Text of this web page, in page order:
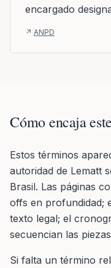
encargado
↗ ANPD
Cómo encaja
Estos términos
autoridad de Lematt
Brasil. Las páginas
offs en profundidad;
texto legal; el
secuencian las
Si falta un término